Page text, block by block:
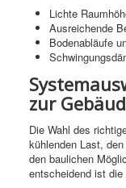
Lichte
Ausreichende
Bodenabläufe
zur
Die Wahl des
kühlenden Last,
den baulichen
entscheidend ist